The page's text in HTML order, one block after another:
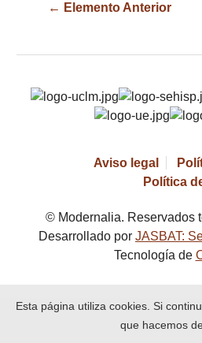
← Elemento Anterior
Aviso legal
Política
© Modernalia. Reservados
Desarrollado por JASBAT:
Tecnología de
Esta página utiliza cookies. Si
que hacemos